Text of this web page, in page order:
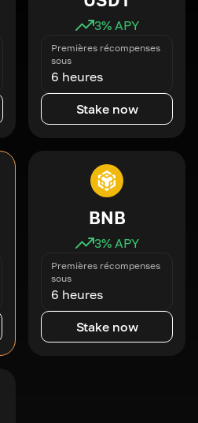
3% APY
Premières récompenses
sous
6 heures
Stake now
BNB
3% APY
Premières récompenses
sous
6 heures
Stake now